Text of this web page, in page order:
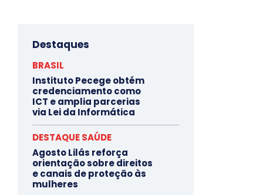
Destaques
BRASIL
Instituto Pecege obtém
credenciamento como
ICT e amplia parcerias
via Lei da Informática
DESTAQUE SAÚDE
Agosto Lilás reforça
orientação sobre direitos
e canais de proteção às
mulheres